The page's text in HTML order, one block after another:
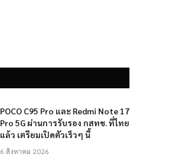
POCO C95 Pro และ Redmi Note 17
Pro 5G ผ่านการรับรอง กสทช. ที่ไทย
แล้ว เตรียมเปิดตัวเร็วๆ นี้
6 สิงหาคม 2026